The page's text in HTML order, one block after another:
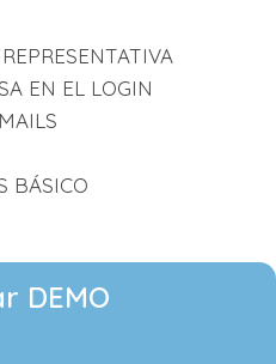
EN EL LOGIN
BÁSICO
DEMO